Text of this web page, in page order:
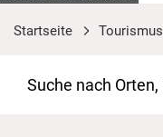
Startseite Tourismus